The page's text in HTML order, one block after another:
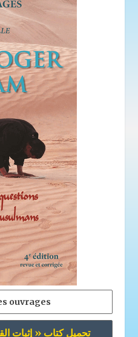
ouvrages
تحميل كتاب « إثبات